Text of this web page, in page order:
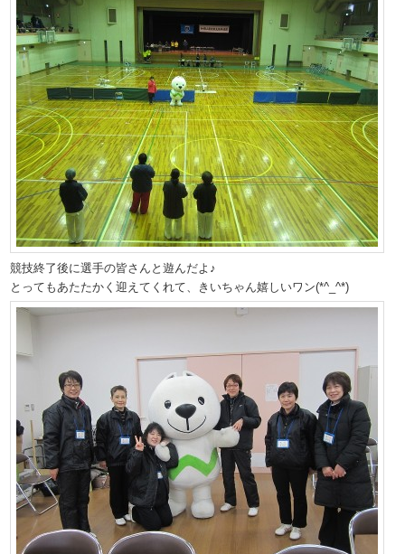
競技終了後に選手の皆さんと遊んだよ♪
とってもあたたかく迎えてくれて、きいちゃん嬉しいワン(*^_^*)